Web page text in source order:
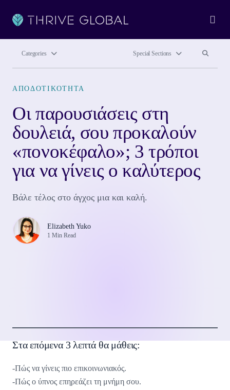
Categories Special Sections Search site
ΑΠΟΔΟΤΙΚΌΤΗΤΑ
Οι παρουσιάσεις στη
δουλειά, σου προκαλούν
«πονοκέφαλο»; 3 τρόποι
για να γίνεις ο καλύτερος
Βάλε τέλος στο άγχος μια και καλή.
Elizabeth Yuko
1 Min Read
Στα επόμενα 3 λεπτά θα μάθεις:
-Πώς να γίνεις πιο επικοινωνιακός.
-Πώς ο ύπνος επηρεάζει τη μνήμη σου.